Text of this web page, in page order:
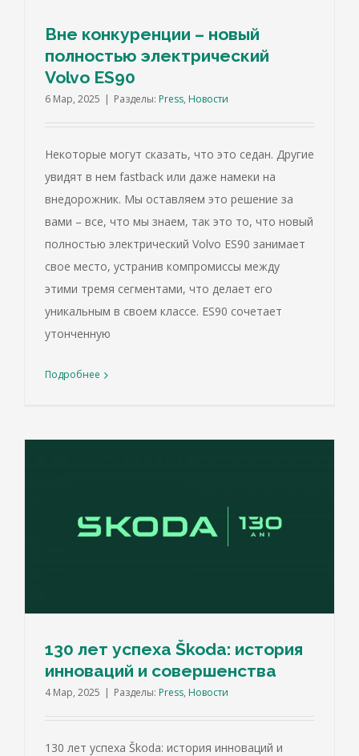
Вне конкуренции – новый
полностью электрический
Volvo ES90
6 Мар, 2025 | Разделы: Press, Новости
Некоторые могут сказать, что это седан. Другие
увидят в нем fastback или даже намеки на
внедорожник. Мы оставляем это решение за
вами – все, что мы знаем, так это то, что новый
полностью электрический Volvo ES90 занимает
свое место, устранив компромиссы между
этими тремя сегментами, что делает его
уникальным в своем классе. ES90 сочетает
утонченную
Подробнее
130 лет успеха Škoda: история
инноваций и совершенства
4 Мар, 2025 | Разделы: Press, Новости
130 лет успеха Škoda: история инноваций и